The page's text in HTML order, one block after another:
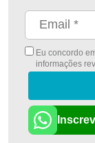
Eu concordo
informações